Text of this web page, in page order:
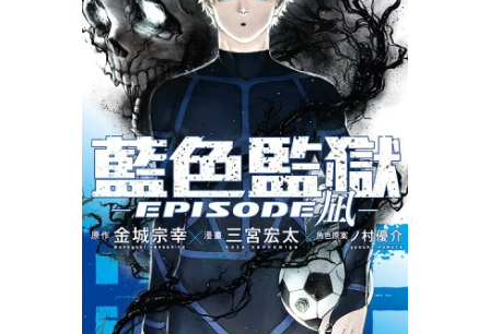
居家生活 3C家電 運動休閒 親子玩具
男裝 化妝保養
日本購物 電子/紙本書
HOT